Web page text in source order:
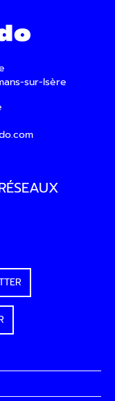
sur-Isère
vous
Vous
via